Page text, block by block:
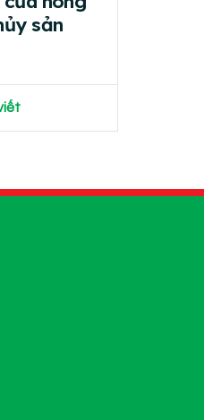
sản